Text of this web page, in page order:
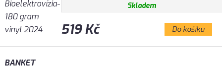
Skladem
519 Kč Do košíku
BANKET